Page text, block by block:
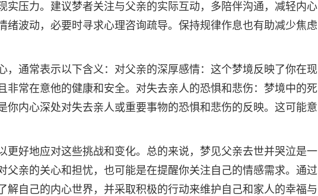
实压力。建议梦者关注与父亲的实际互动，多陪伴沟通，减轻内心
绪波动，必要时寻求心理咨询疏导。保持规律作息也有助减少焦虑
，通常表示以下含义：对父亲的深厚感情：这个梦境反映了你在现
非常在意他的健康和安全。对失去亲人的恐惧和悲伤：梦境中的死
你内心深处对失去亲人或重要事物的恐惧和悲伤的反映。这可能意
更好地应对这些挑战和变化。总的来说，梦见父亲去世并哭泣是一
父亲的关心和担忧，也可能是在提醒你关注自己的情感需求。通过
解自己的内心世界，并采取积极的行动来维护自己和家人的幸福与